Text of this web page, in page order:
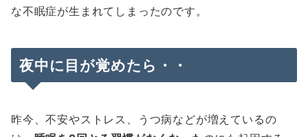
な不眠症が生まれてしまったのです。
夜中に目が覚めたら・・
昨今、不安やストレス、うつ病などが増えているの